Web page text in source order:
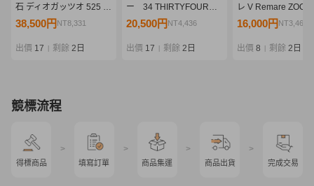
石 ディオガッツオ 525 石
鯛 DIOGUTSOイシダイ
釣り クエ竿 0805-05
38,500円 NT8,331
出價 17 剩餘 2日
ー 34 THIRTYFOUR
Advancement HSR-70
20,500円 NT4,436
出價 17 剩餘 2日
レ V Remare
485 磯竿 SHIMANO
ラマサ フエダイ ス
16,000円 NT3,462
出價 8 剩餘 2日
競標流程
得標商品
>
填寫訂單
>
商品集運
>
商品出貨
>
完成交易